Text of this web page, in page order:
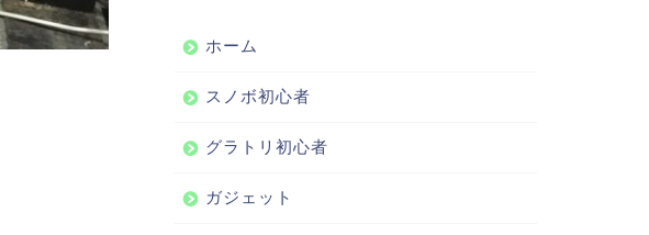
ホーム
スノボ初心者
グラトリ初心者
ガジェット